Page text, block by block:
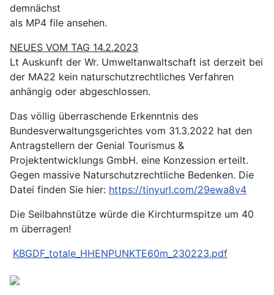
demnächst
als MP4 file ansehen.
NEUES VOM TAG 14.2.2023
Lt Auskunft der Wr. Umweltanwaltschaft ist derzeit bei
der MA22 kein naturschutzrechtliches Verfahren
anhängig oder abgeschlossen.
Das völlig überraschende Erkenntnis des
Bundesverwaltungsgerichtes vom 31.3.2022 hat den
Antragstellern der Genial Tourismus &
Projektentwicklungs GmbH. eine Konzession erteilt.
Gegen massive Naturschutzrechtliche Bedenken. Die
Datei finden Sie hier: https://tinyurl.com/29ewa8v4
Die Seilbahnstütze würde die Kirchturmspitze um 40
m überragen!
KBGDF_totale_HHENPUNKTE60m_230223.pdf